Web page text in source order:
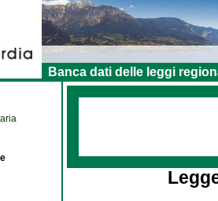
Banca dati delle leggi